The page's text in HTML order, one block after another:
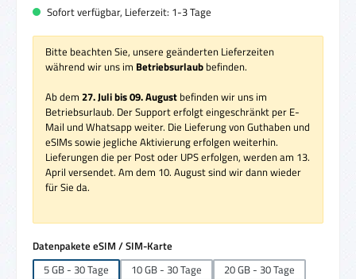
Sofort verfügbar, Lieferzeit: 1-3 Tage
Bitte beachten Sie, unsere geänderten Lieferzeiten
während wir uns im Betriebsurlaub befinden.
Ab dem 27. Juli bis 09. August befinden wir uns im
Betriebsurlaub. Der Support erfolgt eingeschränkt per E-
Mail und Whatsapp weiter. Die Lieferung von Guthaben und
eSIMs sowie jegliche Aktivierung erfolgen weiterhin.
Lieferungen die per Post oder UPS erfolgen, werden am 13.
April versendet. Am dem 10. August sind wir dann wieder
für Sie da.
Datenpakete eSIM / SIM-Karte
5 GB - 30 Tage
10 GB - 30 Tage
20 GB - 30 Tage